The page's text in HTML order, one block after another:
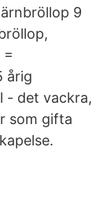
9
=
årig
- det vackra,
som gifta